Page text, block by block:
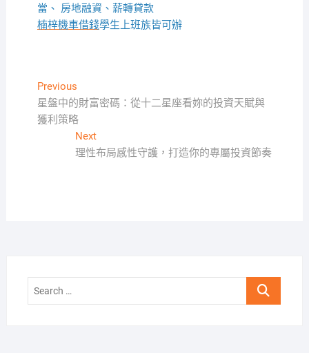
當、 房地融資、薪轉貸款
楠梓機車借錢學生上班族皆可辦
文
章
PreviousPrevious
post:
星盤中的財富密碼：從十二星座看妳的投資天賦與
獲利策略
NextNext
post:
理性布局感性守護，打造你的專屬投資節奏
Search